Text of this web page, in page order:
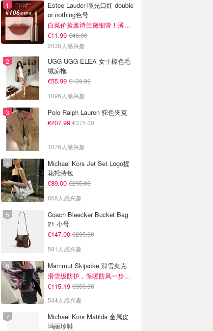
Estee Lauder 哑光口红 double
or nothing色号
白菜价捡雅诗兰黛细管！薄涂没毛病
€11.99 €46.00
2038人感兴趣
UGG UGG ELEA 女士棕色毛
绒凉拖
€55.99 €139.99
1096人感兴趣
Polo Ralph Lauren 驼色夹克
€207.99 €375.00
1078人感兴趣
Michael Kors Jet Set Logo提
花托特包
€89.00 €295.00
658人感兴趣
Coach Bleecker Bucket Bag
21 小号
€147.00 €295.00
581人感兴趣
Mammut Skijacke 滑雪夹克
滑雪级防护，保暖防风一步到位！仅剩s！
€115.19 €350.00
544人感兴趣
Michael Kors Matilda 金属皮
玛丽珍鞋